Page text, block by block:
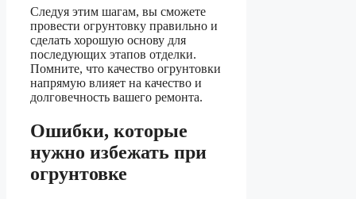
Следуя этим шагам, вы сможете
провести огрунтовку правильно и
сделать хорошую основу для
последующих этапов отделки.
Помните, что качество огрунтовки
напрямую влияет на качество и
долговечность вашего ремонта.
Ошибки, которые
нужно избежать при
огрунтовке